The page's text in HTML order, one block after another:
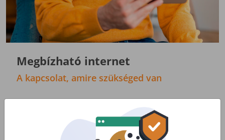
Megbízható internet
A kapcsolat, amire szükséged van
Netezz megbízható internethálózaton minden